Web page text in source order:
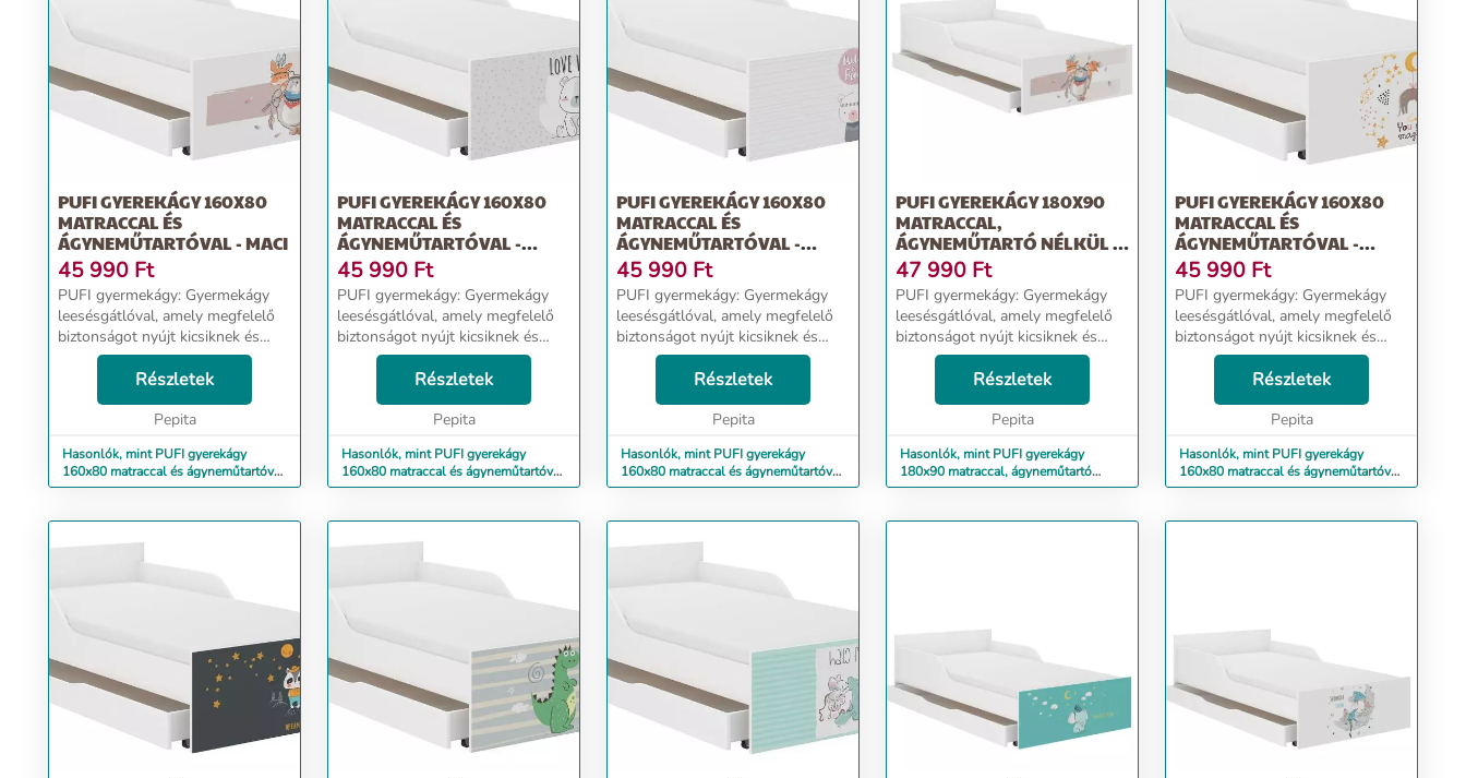
PUFI GYEREKÁGY 160X80
MATRACCAL ÉS
ÁGYNEMŰTARTÓVAL - MACI
45 990 Ft
PUFI gyermekágy: Gyermekágy
leesésgátlóval, amely megfelelő
biztonságot nyújt kicsiknek és
nagyoknak. Ágy méretei:
hosszúság 163 cm, szélesség 88
cm, magasság 56 cm Alvási
terület: 160x80 cm Frontma...
Részletek
Pepita
Hasonlók, mint PUFI gyerekágy
160x80 matraccal és ágyneműtartóval
- maci
PUFI GYEREKÁGY 160X80
MATRACCAL ÉS
ÁGYNEMŰTARTÓVAL -
FEHÉR MACI
45 990 Ft
PUFI gyermekágy: Gyermekágy
leesésgátlóval, amely megfelelő
biztonságot nyújt kicsiknek és
nagyoknak. Ágy méretei:
hosszúság 163 cm, szélesség 88
cm, magasság 56 cm Alvási
terület: 160x80 cm Frontma...
Részletek
Pepita
Hasonlók, mint PUFI gyerekágy
160x80 matraccal és ágyneműtartóval
- fehér maci
PUFI GYEREKÁGY 160X80
MATRACCAL ÉS
ÁGYNEMŰTARTÓVAL -
BOHO MACI
45 990 Ft
PUFI gyermekágy: Gyermekágy
leesésgátlóval, amely megfelelő
biztonságot nyújt kicsiknek és
nagyoknak. Ágy méretei:
hosszúság 163 cm, szélesség 88
cm, magasság 56 cm Alvási
terület: 160x80 cm Frontma...
Részletek
Pepita
Hasonlók, mint PUFI gyerekágy
160x80 matraccal és ágyneműtartóval
- boho maci
PUFI GYEREKÁGY 180X90
MATRACCAL,
ÁGYNEMŰTARTÓ NÉLKÜL -
MACI
47 990 Ft
PUFI gyermekágy: Gyermekágy
leesésgátlóval, amely megfelelő
biztonságot nyújt kicsiknek és
nagyoknak. Ágy méretei:
hosszúság 183 cm, szélesség 98
cm, magasság 56 cm - Alvási
terület: 180x90 cm - Fr...
Részletek
Pepita
Hasonlók, mint PUFI gyerekágy
180x90 matraccal, ágyneműtartó
nélkül - maci
PUFI GYEREKÁGY 160X80
MATRACCAL ÉS
ÁGYNEMŰTARTÓVAL -
MACSEK
45 990 Ft
PUFI gyermekágy: Gyermekágy
leesésgátlóval, amely megfelelő
biztonságot nyújt kicsiknek és
nagyoknak. Ágy méretei:
hosszúság 163 cm, szélesség 88
cm, magasság 56 cm Alvási
terület: 160x80 cm Frontma...
Részletek
Pepita
Hasonlók, mint PUFI gyerekágy
160x80 matraccal és ágyneműtartóval
- macsek